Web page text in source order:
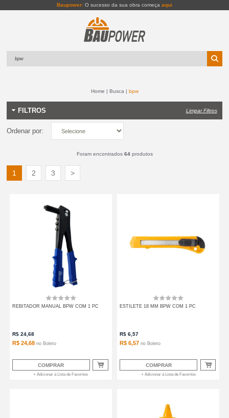
Baupower: O sucesso da sua obra começa aqui
Home Busca bpw
FILTROS Limpar Filtros
Ordenar por:
Foram encontrados 64produtos
1 2 3 >
REBITADOR MANUAL BPW COM 1 PC
R$ 24,68
R$ 24,68 no Boleto
COMPRAR
+ Adicionar à Lista de Favoritos
ESTILETE 18 MM BPW COM 1 PC
R$ 6,57
R$ 6,57 no Boleto
COMPRAR
+ Adicionar à Lista de Favoritos